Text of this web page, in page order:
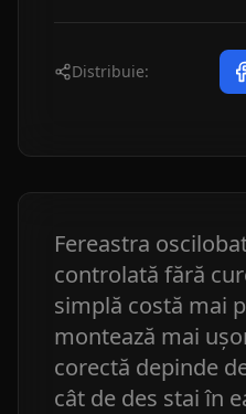
Distribuie:
Fereastra
controlată fără
simplă costă mai
montează mai
corectă depinde
cât de des stai în